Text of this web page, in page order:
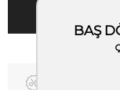
Fiyat Düşünce